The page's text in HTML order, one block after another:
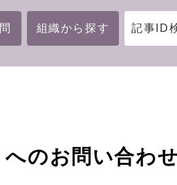
組織から探す 記事ID
へのお問い合わせ